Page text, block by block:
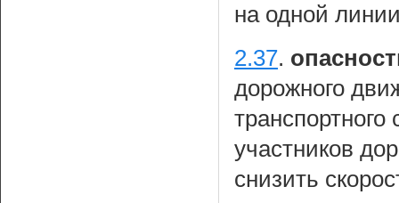
на одной
2.37.
дорожного
участников
снизить